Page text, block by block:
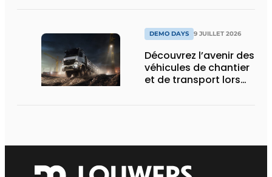
DEMO DAYS 9 JUILLET 2026
Découvrez l’avenir des
véhicules de chantier
et de transport lors